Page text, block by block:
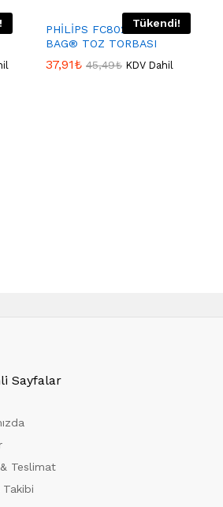
Tükendi!
PHİLİPS FC8021/03 S-
BAG® TOZ TORBASI
37,91₺ 45,49₺ KDV Dahil
Sayfalar
Teslimat
Takibi